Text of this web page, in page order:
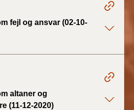
fejl og ansvar (02-10-
altaner og
(11-12-2020)